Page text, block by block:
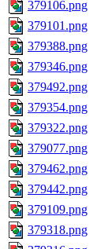
379106.png
379101.png
379388.png
379346.png
379492.png
379354.png
379322.png
379077.png
379462.png
379442.png
379109.png
379318.png